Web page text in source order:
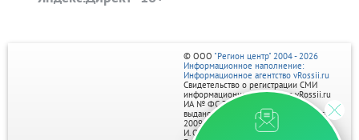
© ООО "Регион центр" 2004 - 2026
Информационное наполнение:
Информационное агентство vRossii.ru
Свидетельство о регистрации СМИ
информационного агентства vRossii.ru
ИА № ФС 77‑35502
выдано РОСКОМНАДЗОРом 04 марта
2009г.
И. О. Главного редактора Нарыков А. Н.